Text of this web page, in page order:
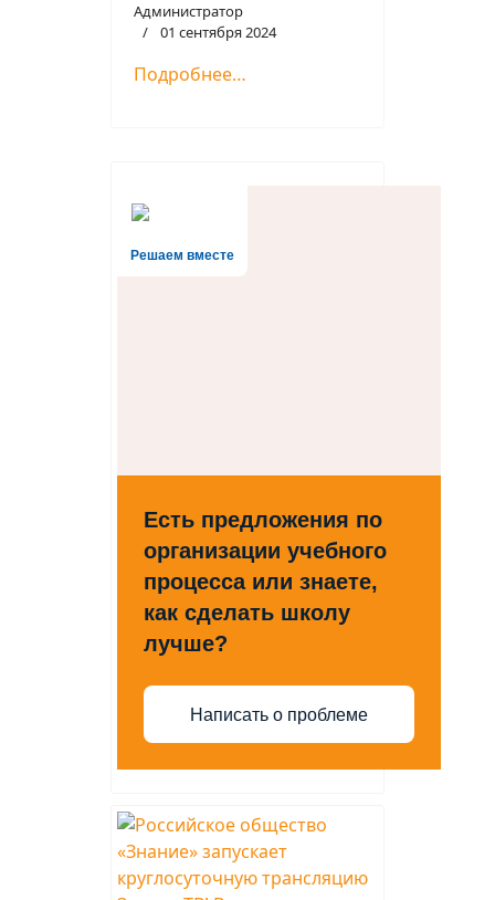
Администратор
01 сентября 2024
Подробнее…
Решаем вместе
Есть предложения по
организации учебного
процесса или знаете,
как сделать школу
лучше?
Написать о проблеме